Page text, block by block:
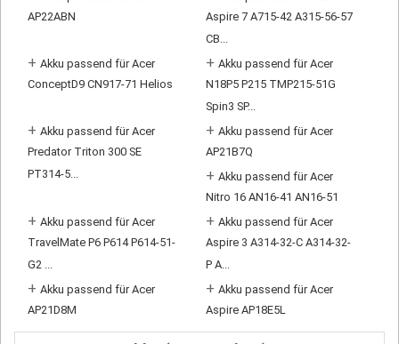
AP22ABN
Aspire 7 A715-42 A315-56-57
CB...
+ Akku passend für Acer
ConceptD9 CN917-71 Helios
+ Akku passend für Acer
N18P5 P215 TMP215-51G
Spin3 SP...
+ Akku passend für Acer
Predator Triton 300 SE
PT314-5...
+ Akku passend für Acer
AP21B7Q
+ Akku passend für Acer
Nitro 16 AN16-41 AN16-51
+ Akku passend für Acer
TravelMate P6 P614 P614-51-
G2 ...
+ Akku passend für Acer
Aspire 3 A314-32-C A314-32-
P A...
+ Akku passend für Acer
AP21D8M
+ Akku passend für Acer
Aspire AP18E5L